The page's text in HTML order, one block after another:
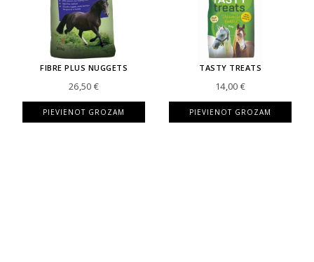
FIBRE PLUS NUGGETS
26,50 €
PIEVIENOT GROZAM
TASTY TREATS
14,00 €
PIEVIENOT GROZAM